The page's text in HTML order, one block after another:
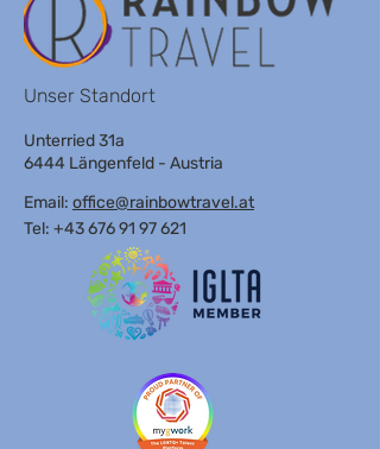
Unser Standort
Unterried 31a
6444 Längenfeld - Austria
Email: office@rainbowtravel.at
Tel: +43 676 91 97 621